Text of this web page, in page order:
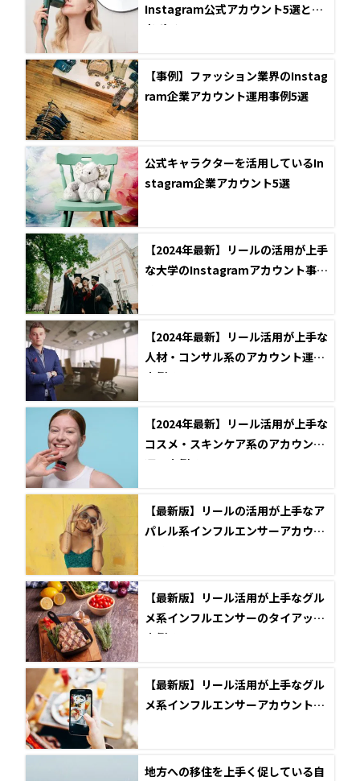
Instagram公式アカウント5選と参
考ポイント
【事例】ファッション業界のInstag
ram企業アカウント運用事例5選
公式キャラクターを活用しているIn
stagram企業アカウント5選
【2024年最新】リールの活用が上手
な大学のInstagramアカウント事例
【2024年最新】リール活用が上手な
人材・コンサル系のアカウント運用
事例5選
【2024年最新】リール活用が上手な
コスメ・スキンケア系のアカウント
運用事例5選
【最新版】リールの活用が上手なア
パレル系インフルエンサーアカウン
【最新版】リール活用が上手なグル
メ系インフルエンサーのタイアップ
事例5選
【最新版】リール活用が上手なグル
メ系インフルエンサーアカウント5
地方への移住を上手く促している自